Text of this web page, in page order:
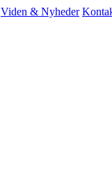
Viden & Nyheder